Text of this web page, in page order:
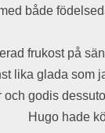
både
frukost på
lika glada som
och godis
Hugo hade